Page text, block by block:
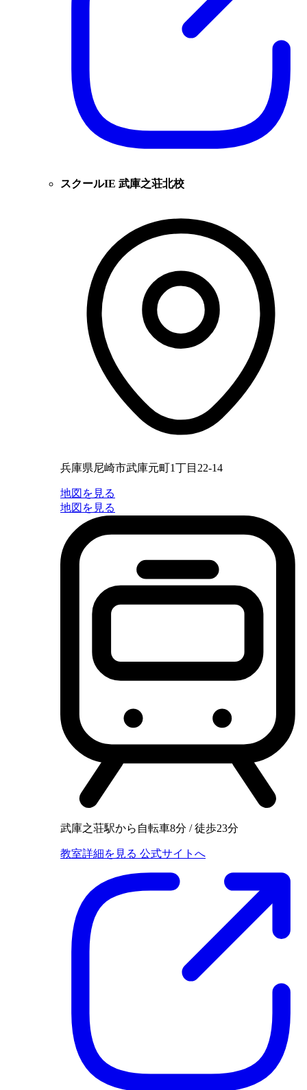
スクールIE 武庫之荘北校
兵庫県尼崎市武庫元町1丁目22-14
地図を見る
地図を見る
武庫之荘駅から自転車8分 / 徒歩23分
教室詳細を見る 公式サイトへ